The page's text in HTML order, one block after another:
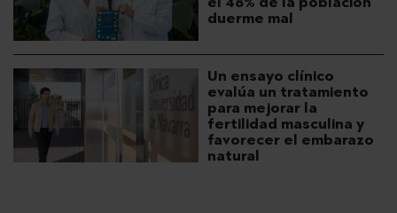
duerme mal
Un ensayo clínico
evalúa un tratamiento
para mejorar la
fertilidad masculina y
favorecer el embarazo
natural